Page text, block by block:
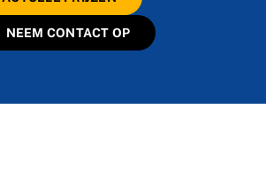
NEEM CONTACT OP